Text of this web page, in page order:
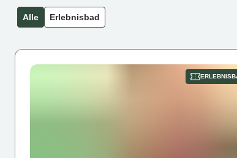
Alle Erlebnisbad